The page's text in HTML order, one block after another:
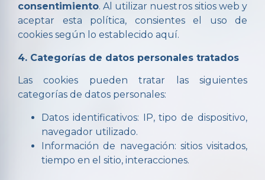
consentimiento. Al utilizar nuestros sitios web y
aceptar esta política, consientes el uso de
cookies según lo establecido aquí.
4. Categorías de datos personales tratados
Las cookies pueden tratar las siguientes
categorías de datos personales:
Datos identificativos: IP, tipo de dispositivo,
navegador utilizado.
Información de navegación: sitios visitados,
tiempo en el sitio, interacciones.